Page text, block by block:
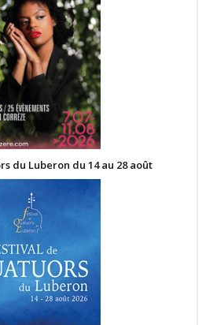
du Luberon du 14 au 28 août